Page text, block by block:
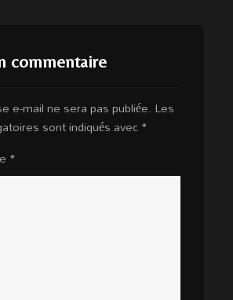
commentaire
e-mail ne sera pas publiée. Les
sont indiqués avec *
*